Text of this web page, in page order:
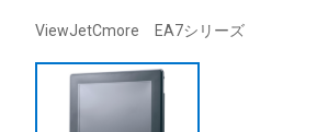
ViewJetCmore EA7シリーズ